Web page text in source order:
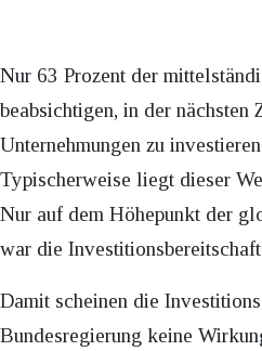
Nur 63 Prozent der
beabsichtigen, in der nächsten
Unternehmungen zu
Typischerweise liegt dieser
Nur auf dem Höhepunkt der
war die
Damit scheinen die
Bundesregierung keine